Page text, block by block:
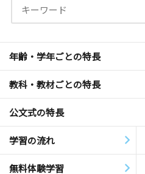
年齢・学年ごとの特長
教科・教材ごとの特長
公文式の特長
学習の流れ
無料体験学習